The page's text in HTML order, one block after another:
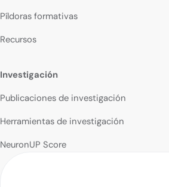
Píldoras formativas
Recursos
Investigación
Publicaciones de investigación
Herramientas de investigación
NeuronUP Score